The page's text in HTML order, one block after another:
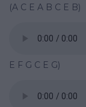
(A C E A B C E B)
E F G C E G)